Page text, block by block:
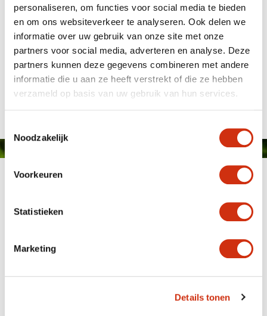
personaliseren, om functies voor social media te bieden
en om ons websiteverkeer te analyseren. Ook delen we
informatie over uw gebruik van onze site met onze
partners voor social media, adverteren en analyse. Deze
partners kunnen deze gegevens combineren met andere
informatie die u aan ze heeft verstrekt of die ze hebben
verzameld op basis van uw gebruik van hun services.
Noodzakelijk
Voorkeuren
Statistieken
Marketing
Details tonen
MEMBER OF